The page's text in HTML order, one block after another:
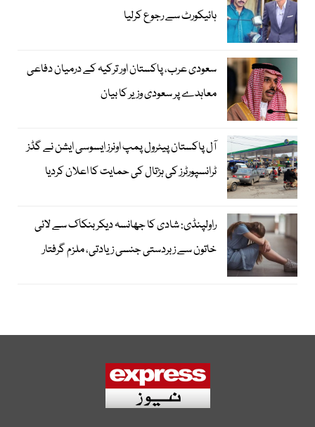
ہائیکورٹ سے رجوع کرلیا
سعودی عرب، پاکستان اور ترکیہ کے درمیان دفاعی
معاہدے پر سعودی وزیر کا بیان
آل پاکستان پیٹرول پمپ اونرز ایسوسی ایشن نے گڈز
ٹرانسپورٹرز کی ہڑتال کی حمایت کا اعلان کردیا
راولپنڈی: شادی کا جھانسہ دیکر بنکاک سے لائی
خاتون سے زبردستی جنسی زیادتی، ملزم گرفتار